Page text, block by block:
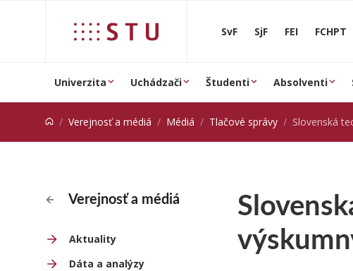
SvF SjF FEI FCHPT
Univerzita Uchádzači Študenti Absolventi
Verejnosť a médiá Médiá Tlačové správy Slovenská technická
Verejnosť a médiá
Aktuality
Dáta a analýzy